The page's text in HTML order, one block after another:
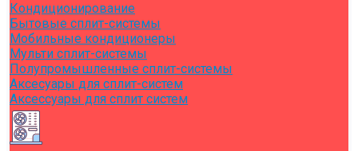
Кондиционирование
Бытовые сплит-системы
Мобильные кондиционеры
Мульти сплит-системы
Полупромышленные сплит-системы
Аксесуары для сплит-систем
Аксессуары для сплит систем